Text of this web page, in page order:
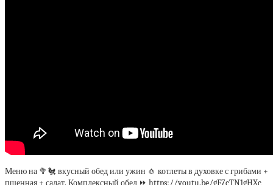
Меню на 🥦🐔 вкусный обед или ужин 🧄 котлеты в духовке с грибами +
пшенная + салат. Комплексный обед ⏩ https://youtu.be/gF7cTN1gHXc